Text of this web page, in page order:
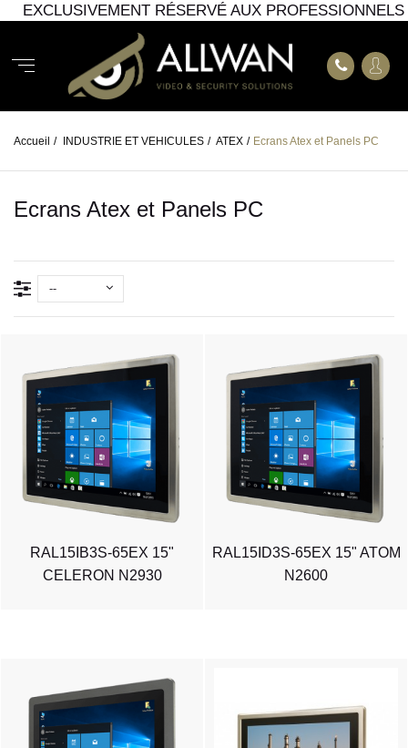
EXCLUSIVEMENT RÉSERVÉ AUX PROFESSIONNELS
Accueil / INDUSTRIE ET VEHICULES / ATEX / Ecrans Atex et Panels PC
Ecrans Atex et Panels PC
--
RAL15IB3S-65EX 15"
CELERON N2930
RAL15ID3S-65EX 15" ATOM
N2600